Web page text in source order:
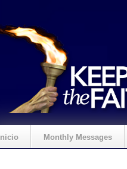
Inicio Monthly Messages